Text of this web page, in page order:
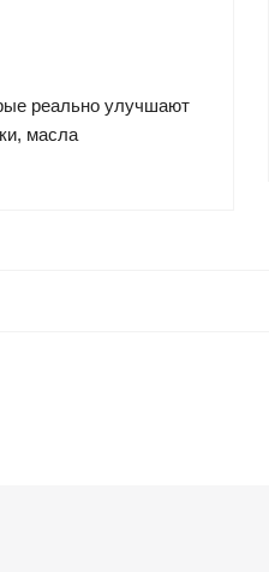
реально улучшают
масла